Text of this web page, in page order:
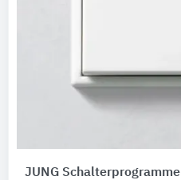
JUNG Schalterprogramme